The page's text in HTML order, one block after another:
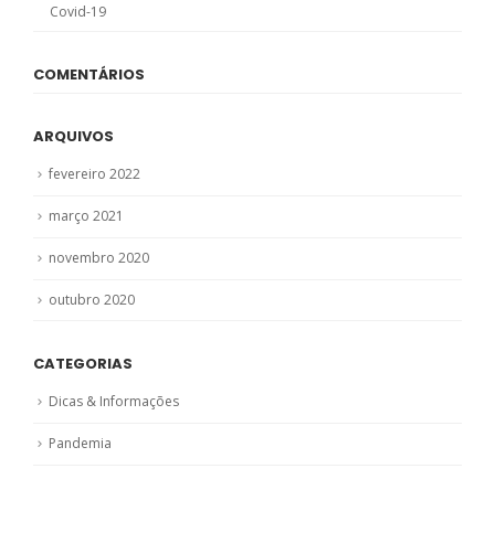
Covid-19
COMENTÁRIOS
ARQUIVOS
fevereiro 2022
março 2021
novembro 2020
outubro 2020
CATEGORIAS
Dicas & Informações
Pandemia